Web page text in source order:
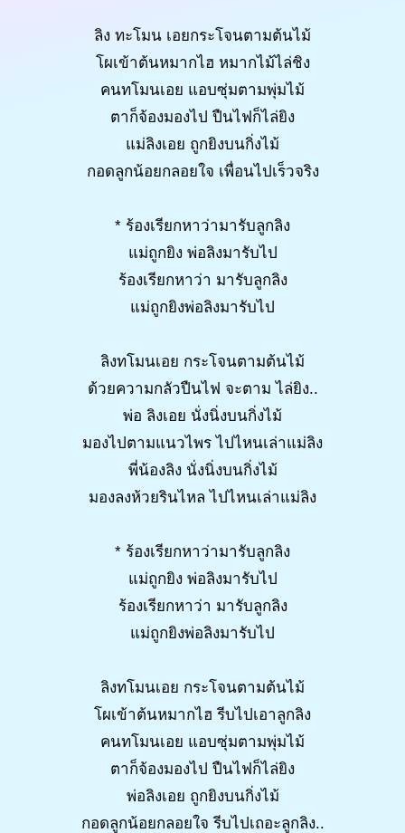
ลิง ทะโมน เอยกระโจนตามต้นไม้
โผเข้าต้นหมากไฮ หมากไม้ไล่ชิง
คนทโมนเอย แอบซุ่มตามพุ่มไม้
ตาก็จ้องมองไป ปืนไฟก็ไล่ยิง
แม่ลิงเอย ถูกยิงบนกิ่งไม้
กอดลูกน้อยกลอยใจ เพื่อนไปเร็วจริง
* ร้องเรียกหาว่ามารับลูกลิง
แม่ถูกยิง พ่อลิงมารับไป
ร้องเรียกหาว่า มารับลูกลิง
แม่ถูกยิงพ่อลิงมารับไป
ลิงทโมนเอย กระโจนตามต้นไม้
ด้วยความกลัวปืนไฟ จะตาม ไล่ยิง..
พ่อ ลิงเอย นั่งนิ่งบนกิ่งไม้
มองไปตามแนวไพร ไปไหนเล่าแม่ลิง
พี่น้องลิง นั่งนิ่งบนกิ่งไม้
มองลงห้วยรินไหล ไปไหนเล่าแม่ลิง
* ร้องเรียกหาว่ามารับลูกลิง
แม่ถูกยิง พ่อลิงมารับไป
ร้องเรียกหาว่า มารับลูกลิง
แม่ถูกยิงพ่อลิงมารับไป
ลิงทโมนเอย กระโจนตามต้นไม้
โผเข้าต้นหมากไฮ รีบไปเอาลูกลิง
คนทโมนเอย แอบซุ่มตามพุ่มไม้
ตาก็จ้องมองไป ปืนไฟก็ไล่ยิง
พ่อลิงเอย ถูกยิงบนกิ่งไม้
กอดลูกน้อยกลอยใจ รีบไปเถอะลูกลิง..